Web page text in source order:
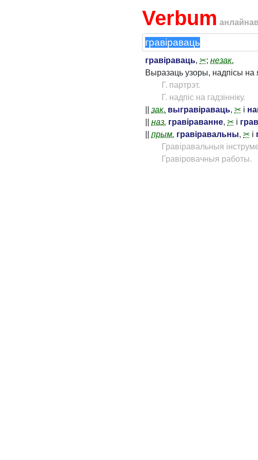
Verbum
гравіраваць, ✂; незак.
Выразаць узоры, надпісы на
Г. партрэт.
Г. надпіс на гадзінніку.
зак. выгравіраваць, ✂ і
наз. гравіраванне, ✂ і
прым. гравіравальны, ✂ і
Гравіравальныя
Гравіровачныя работы.